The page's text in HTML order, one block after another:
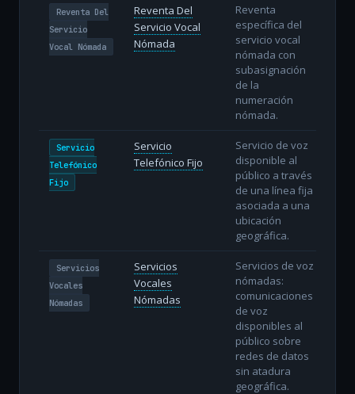
Reventa Del
Servicio
Vocal Nómada
Reventa Del
Servicio Vocal
Nómada
Reventa
específica del
servicio vocal
nómada con
subasignación
de la
numeración
nómada.
Servicio
Telefónico
Fijo
Servicio
Telefónico Fijo
Servicio de voz
disponible al
público a través
de una línea fija
asociada a una
ubicación
geográfica.
Servicios
Vocales
Nómadas
Servicios
Vocales
Nómadas
Servicios de voz
nómadas:
comunicaciones
de voz
disponibles al
público sobre
redes de datos
sin atadura
geográfica.